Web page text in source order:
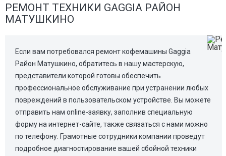
РЕМОНТ ТЕХНИКИ GAGGIA РАЙОН
МАТУШКИНО
Если вам потребовался ремонт кофемашины Gaggia
Район Матушкино, обратитесь в нашу мастерскую,
представители которой готовы обеспечить
профессиональное обслуживание при устранении любых
повреждений в пользовательском устройстве. Вы можете
отправить нам online-заявку, заполнив специальную
форму на интернет-сайте, также связаться с нами можно
по телефону. Грамотные сотрудники компании проведут
подробное диагностирование вашей сбойной техники